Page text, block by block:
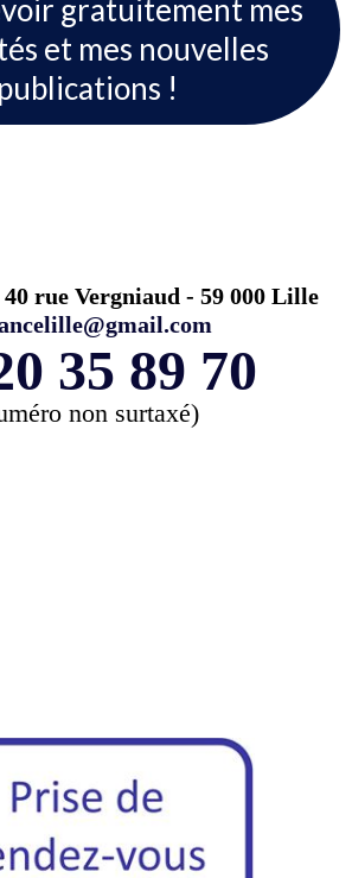
gratuitement mes
et mes nouvelles
publications !
rue Vergniaud - 59 000 Lille
35 89 70
non surtaxé)